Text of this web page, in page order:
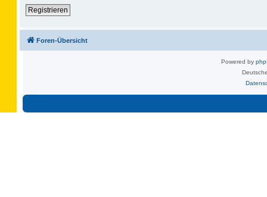
Registrieren
Foren-Übersicht
Powered by